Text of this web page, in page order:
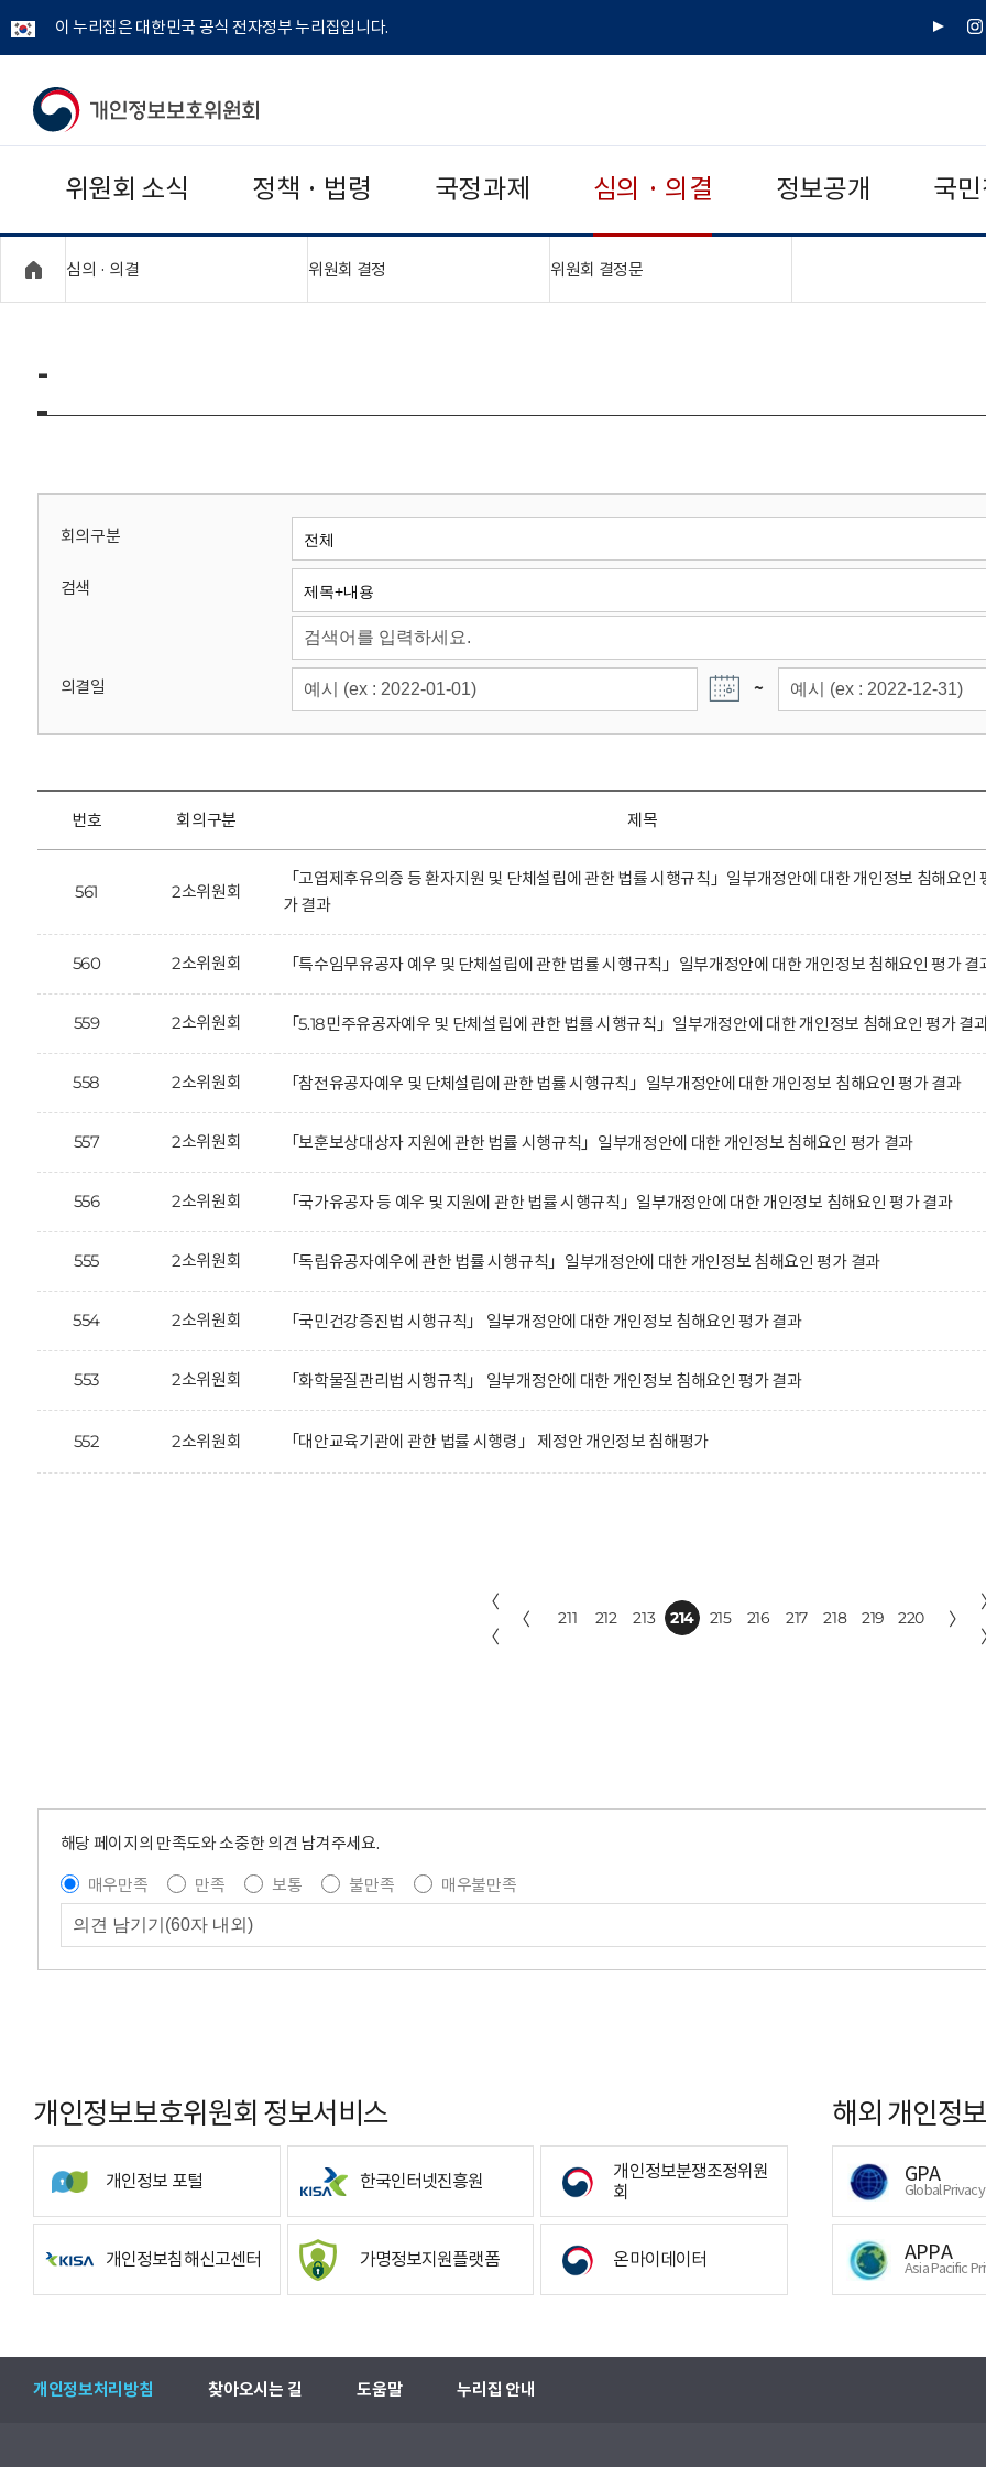
이 누리집은 대한민국 공식 전자정부 누리집입니다.
유
인
개
보
보
위
회
위원회 소식 정책 · 법령 국정과제 심의 · 의결 정보공개 국
심의 · 의결 위원회 결정 위원회 결정문"접기,펼치기"
-
회의구분
검색
의결일 ~
번호 회의구분 제목
561 2소위원회
「고엽제후유의증 등 환자지원 및 단체설립에 관한 법률 시행규칙」일부개정안에 대한 개인정보 침해요인
가 결과
560 2소위원회 「특수임무유공자 예우 및 단체설립에 관한 법률 시행규칙」일부개정안에 대한 개인정보 침해요인 평가 결
559 2소위원회 「5.18민주유공자예우 및 단체설립에 관한 법률 시행규칙」일부개정안에 대한 개인정보 침해요인 평가 결
558 2소위원회 「참전유공자예우 및 단체설립에 관한 법률 시행규칙」일부개정안에 대한 개인정보 침해요인 평가 결과
557 2소위원회 「보훈보상대상자 지원에 관한 법률 시행규칙」일부개정안에 대한 개인정보 침해요인 평가 결과
556 2소위원회 「국가유공자 등 예우 및 지원에 관한 법률 시행규칙」일부개정안에 대한 개인정보 침해요인 평가 결과
555 2소위원회 「독립유공자예우에 관한 법률 시행규칙」일부개정안에 대한 개인정보 침해요인 평가 결과
554 2소위원회 「국민건강증진법 시행규칙」 일부개정안에 대한 개인정보 침해요인 평가 결과
553 2소위원회 「화학물질관리법 시행규칙」 일부개정안에 대한 개인정보 침해요인 평가 결과
552 2소위원회 「대안교육기관에 관한 법률 시행령」 제정안 개인정보 침해평가
〈
〈
〈 211 212 213 214 215 216 217 218 219 220 〉
해당 페이지의 만족도와 소중한 의견 남겨주세요.
매우만족
만족 보통 불만족
매우불만족
개인정보보호위원회 정보서비스
개인정보 포털 한국인터넷진흥원
개인정보분쟁조정위원
회
개인정보침해신고센터 가명정보지원플랫폼 온마이데이터
해외 개인정
GPA
Global
APPA
Asia Pacific
개인정보처리방침 찾아오시는 길 도움말 누리집 안내